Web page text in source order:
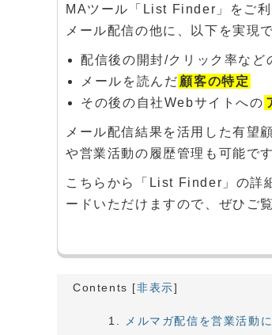
MAツール「List Finder」をご利
メール配信の他に、以下を実現
配信後の開封/クリック率など
メールを読んだ顧客の特定
その後の自社Webサイトへの
メール配信結果を活用した有望
や営業活動の履歴管理も可能です
こちらから「List Finder」の詳
ードいただけますので、ぜひご
Contents [非表示]
メルマガ配信を営業活動